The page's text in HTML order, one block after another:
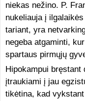
niekas nežino. P.
nukeliauja į
tariant, yra
negeba atgaminti,
spartaus pirmųjų
Hipokampui bręstant
įtraukiami į jau
tikėtina, kad